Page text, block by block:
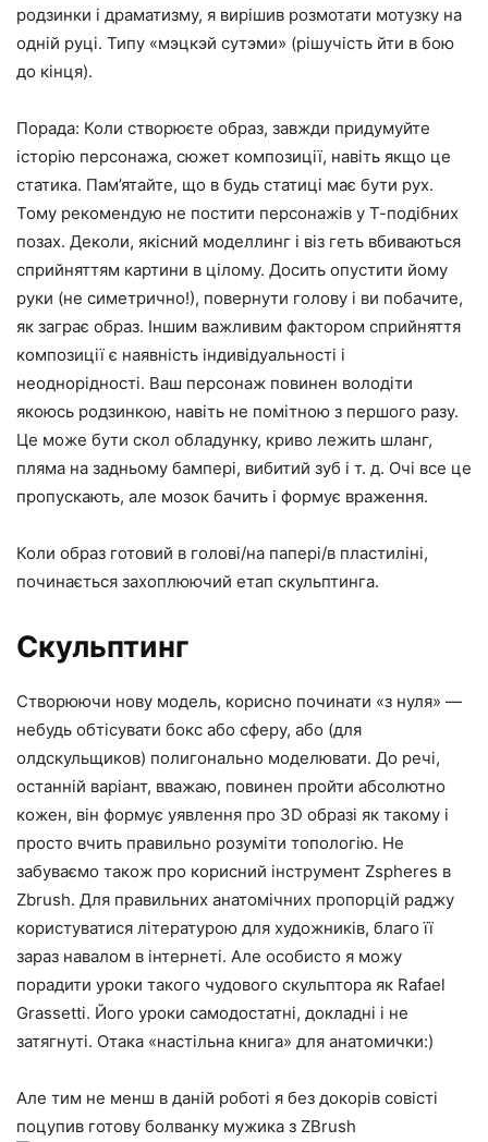
родзинки і драматизму, я вирішив розмотати мотузку на
одній руці. Типу «мэцкэй сутэми» (рішучість йти в бою
до кінця).
Порада: Коли створюєте образ, завжди придумуйте
історію персонажа, сюжет композиції, навіть якщо це
статика. Пам’ятайте, що в будь статиці має бути рух.
Тому рекомендую не постити персонажів у Т-подібних
позах. Деколи, якісний моделлинг і віз геть вбиваються
сприйняттям картини в цілому. Досить опустити йому
руки (не симетрично!), повернути голову і ви побачите,
як заграє образ. Іншим важливим фактором сприйняття
композиції є наявність індивідуальності і
неоднорідності. Ваш персонаж повинен володіти
якоюсь родзинкою, навіть не помітною з першого разу.
Це може бути скол обладунку, криво лежить шланг,
пляма на задньому бампері, вибитий зуб і т. д. Очі все це
пропускають, але мозок бачить і формує враження.
Коли образ готовий в голові/на папері/в пластиліні,
починається захоплюючий етап скульптинга.
Скульптинг
Створюючи нову модель, корисно починати «з нуля» —
небудь обтісувати бокс або сферу, або (для
олдскульщиков) полигонально моделювати. До речі,
останній варіант, вважаю, повинен пройти абсолютно
кожен, він формує уявлення про 3D образі як такому і
просто вчить правильно розуміти топологію. Не
забуваємо також про корисний інструмент Zspheres в
Zbrush. Для правильних анатомічних пропорцій раджу
користуватися літературою для художників, благо її
зараз навалом в інтернеті. Але особисто я можу
порадити уроки такого чудового скульптора як Rafael
Grassetti. Його уроки самодостатні, докладні і не
затягнуті. Отака «настільна книга» для анатомички:)
Але тим не менш в даній роботі я без докорів совісті
поцупив готову болванку мужика з ZBrush